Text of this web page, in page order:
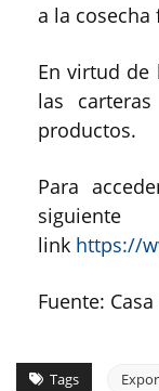
a la cosecha
En virtud de
las
productos.
Para
siguiente
link https://
Fuente:
Tags